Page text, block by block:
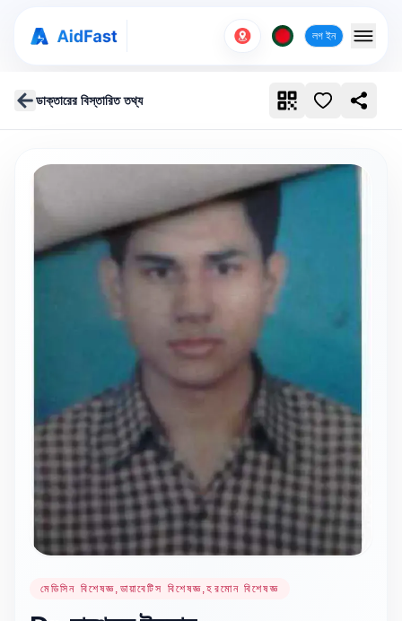
লগ ইন
ডাক্তারের বিস্তারিত তথ্য
মেডিসিন বিশেষজ্ঞ,ডায়াবেটিস বিশেষজ্ঞ,হরমোন বিশেষজ্ঞ